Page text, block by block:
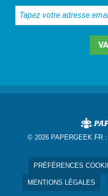
Tapez
votre
© 2026 PAPERGEEK.FR :
PRÉFÉRENCES
MENTIONS LÉGALES